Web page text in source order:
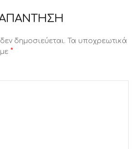
δημοσιεύεται.
Τα υποχρεωτικά
*